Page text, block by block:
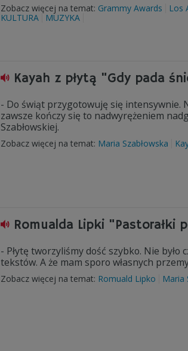
Zobacz więcej na temat: Grammy Awards Los
KULTURA
MUZYKA
Kayah z płytą "Gdy pada
- Do świąt przygotowuję się intensywnie.
zawsze kończy się to nadwyrężeniem
Szabłowskiej.
Zobacz więcej na temat: Maria Szabłowska
Romualda Lipki "Pastorałki
- Płytę tworzyliśmy dość szybko. Nie
tekstów. A że mam sporo własnych
Zobacz więcej na temat: Romuald Lipko Maria